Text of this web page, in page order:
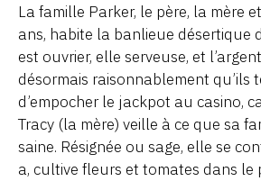
La famille Parker, le père, la mère
ans, habite la banlieue désertique
est ouvrier, elle serveuse, et
désormais raisonnablement qu’ils
d’empocher le jackpot au casino,
Tracy (la mère) veille à ce que sa
saine. Résignée ou sage, elle se
a, cultive fleurs et tomates dans le